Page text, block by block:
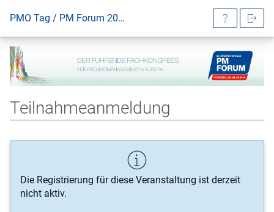
PMO Tag / PM Forum 2018
Teilnahmeanmeldung
Die Registrierung für diese Veranstaltung ist derzeit
nicht aktiv.